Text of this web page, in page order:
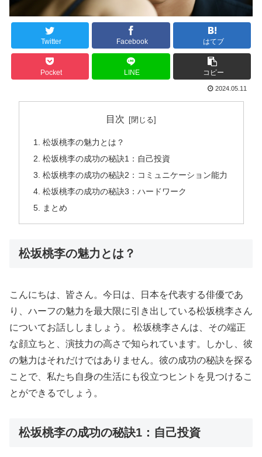
Twitter Facebook はてブ
Pocket LINE コピー
2024.05.11
目次
松坂桃李の魅力とは？
松坂桃李の成功の秘訣1：自己投資
松坂桃李の成功の秘訣2：コミュニケーション能力
松坂桃李の成功の秘訣3：ハードワーク
まとめ
松坂桃李の魅力とは？
こんにちは、皆さん。今日は、日本を代表する俳優であ
り、ハーフの魅力を最大限に引き出している松坂桃李さん
についてお話ししましょう。 松坂桃李さんは、その端正
な顔立ちと、演技力の高さで知られています。しかし、彼
の魅力はそれだけではありません。彼の成功の秘訣を探る
ことで、私たち自身の生活にも役立つヒントを見つけるこ
とができるでしょう。
松坂桃李の成功の秘訣1：自己投資